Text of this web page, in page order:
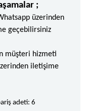
;
üzerinden
geçebilirsiniz
müşteri hizmeti
iletişime
adeti: 6